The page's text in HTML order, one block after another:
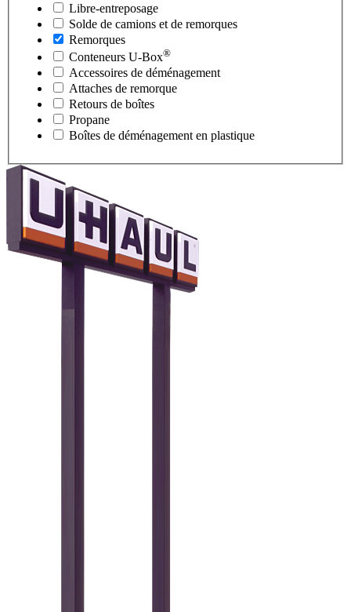
Libre-entreposage
Solde de camions et de remorques
Remorques
Conteneurs U-Box®
Accessoires de déménagement
Attaches de remorque
Retours de boîtes
Propane
Boîtes de déménagement en plastique